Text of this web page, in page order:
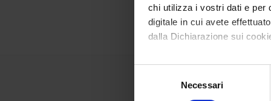
chi utilizza i vostri dati e per
digitale in cui avete
dalla Dichiarazione sui
Con il tuo consenso,
raccogliere
Necessari
2003